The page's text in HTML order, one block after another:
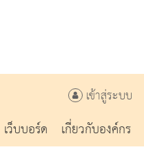
เข้าสู่ระบบ
เว็บบอร์ด
เกี่ยวกับองค์กร